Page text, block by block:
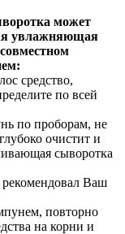
может
увлажняющая
средство,
по всей
по проборам, не
очистит и
сыворотка
Ваш
повторно
на корни и